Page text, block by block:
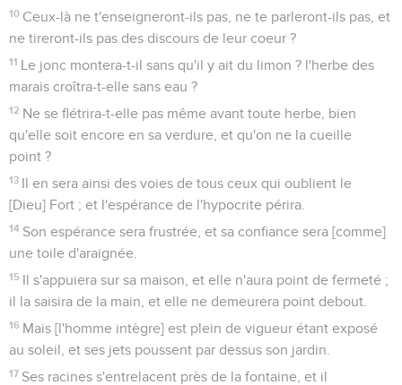
10 Ceux-là ne t'enseigneront-ils pas, ne te parleront-ils pas, et
ne tireront-ils pas des discours de leur coeur ?
11 Le jonc montera-t-il sans qu'il y ait du limon ? l'herbe des
marais croîtra-t-elle sans eau ?
12 Ne se flétrira-t-elle pas même avant toute herbe, bien
qu'elle soit encore en sa verdure, et qu'on ne la cueille
point ?
13 Il en sera ainsi des voies de tous ceux qui oublient le
[Dieu] Fort ; et l'espérance de l'hypocrite périra.
14 Son espérance sera frustrée, et sa confiance sera [comme]
une toile d'araignée.
15 Il s'appuiera sur sa maison, et elle n'aura point de fermeté ;
il la saisira de la main, et elle ne demeurera point debout.
16 Mais [l'homme intègre] est plein de vigueur étant exposé
au soleil, et ses jets poussent par dessus son jardin.
17 Ses racines s'entrelacent près de la fontaine, et il